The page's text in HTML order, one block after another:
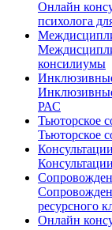
Онлайн
психолога
консилиумы
РАС
Тьюторское
Тьюторское
ресурсного
Онлайн